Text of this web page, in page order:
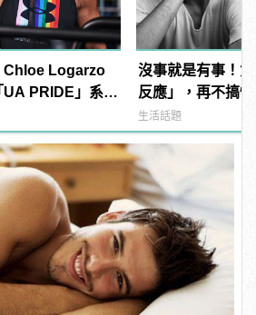
Chloe Logarzo
PRIDE」系列
沒事就是有事！
反應」，再不搞
生活話題